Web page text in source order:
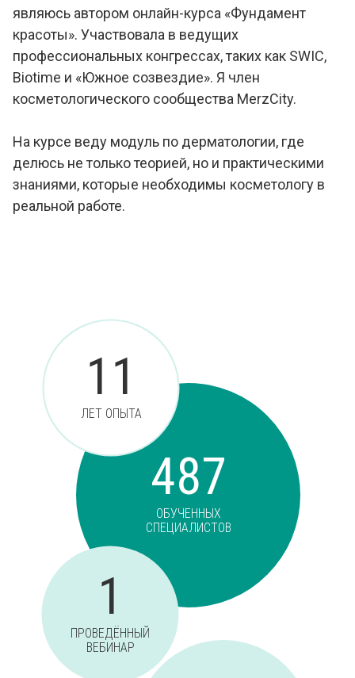
487
ОБУЧЕННЫХ
СПЕЦИАЛИСТОВ
1
ПРОВЕДЁННЫЙ
ВЕБИНАР
11
ЛЕТ ОПЫТА
являюсь автором онлайн-курса «Фундамент
красоты». Участвовала в ведущих
профессиональных конгрессах, таких как SWIC,
Biotime и «Южное созвездие». Я член
косметологического сообщества MerzCity.
На курсе веду модуль по дерматологии, где
делюсь не только теорией, но и практическими
знаниями, которые необходимы косметологу в
реальной работе.